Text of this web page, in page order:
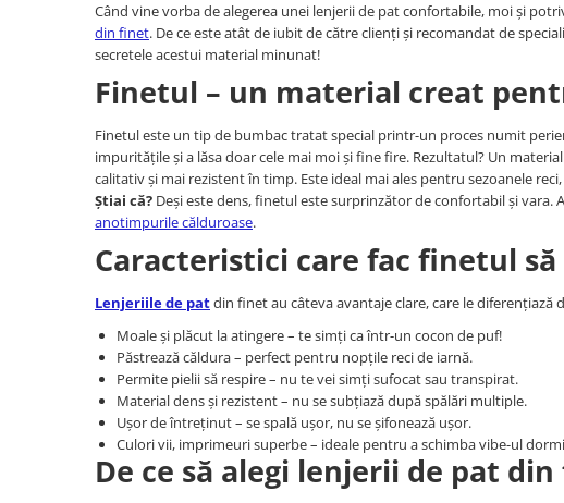
Lenjerii De Pat Premium Collection
Set Lenjerie De Pat, 7 Piese, Cu
Pilota / Cuvertura Inclusa
11 Piese, Cuvertura Inclusa
Lenjerii Damasc Egiptean King Size
Lenjerii De Pat, Finet Premium, 1
Lenjerii De Pat Damasc 1 Persoana
Lenjerii De Pat, Imprimeu 3D, 1
Când vine vorba de alegerea unei lenjerii de pat confortabile, moi și
din finet. De ce este atât de iubit de către clienți și recomandat de
secretele acestui material minunat!
Finetul – un material creat
Finetul este un tip de bumbac tratat special printr-un proces numit
impuritățile și a lăsa doar cele mai moi și fine fire. Rezultatul? Un
calitativ și mai rezistent în timp. Este ideal mai ales pentru sezoanele
Știai că? Deși este dens, finetul este surprinzător de confortabil și vara.
anotimpurile călduroase.
Caracteristici care fac finetul
Lenjeriile de patdin finet au câteva avantaje clare, care le diferențiază
Moale și plăcut la atingere – te simți ca într-un cocon de puf!
Păstrează căldura – perfect pentru nopțile reci de iarnă.
Permite pielii să respire – nu te vei simți sufocat sau transpirat.
Material dens și rezistent – nu se subțiază după spălări multiple.
Ușor de întreținut – se spală ușor, nu se șifonează ușor.
Culori vii, imprimeuri superbe – ideale pentru a schimba vibe-ul
De ce să alegi lenjerii de pat